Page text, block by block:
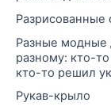
Разрисованные
Разные модные
разному: кто-
кто-то решил
Рукав-крыло